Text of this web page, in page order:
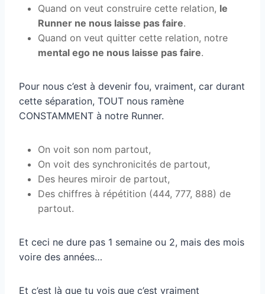
Quand on veut construire cette relation, le
Runner ne nous laisse pas faire.
Quand on veut quitter cette relation, notre
mental ego ne nous laisse pas faire.
Pour nous c’est à devenir fou, vraiment, car durant
cette séparation, TOUT nous ramène
CONSTAMMENT à notre Runner.
On voit son nom partout,
On voit des synchronicités de partout,
Des heures miroir de partout,
Des chiffres à répétition (444, 777, 888) de
partout.
Et ceci ne dure pas 1 semaine ou 2, mais des mois
voire des années…
Et c’est là que tu vois que c’est vraiment